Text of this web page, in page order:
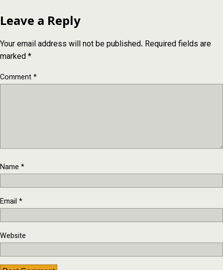
Leave a Reply
Your email address will not be published. Required fields are
marked*
Comment*
Name *
Email *
Website